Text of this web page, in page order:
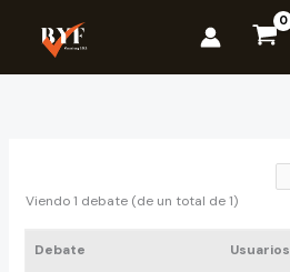
contenido
Viendo 1 debate (de un total de 1)
Debate Usuarios